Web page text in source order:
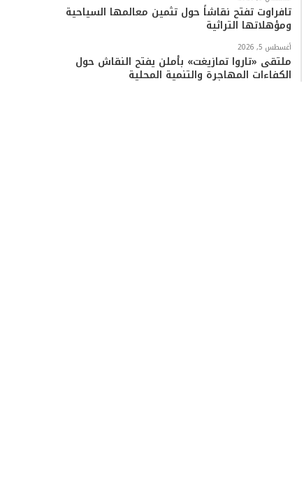
تافراوت تفتح نقاشاً حول تثمين معالمها السياحية
ومؤهلاتها التراثية
أغسطس 5, 2026
ملتقى «تاروا تمازيغت» بأملن يفتح النقاش حول
الكفاءات المهاجرة والتنمية المحلية